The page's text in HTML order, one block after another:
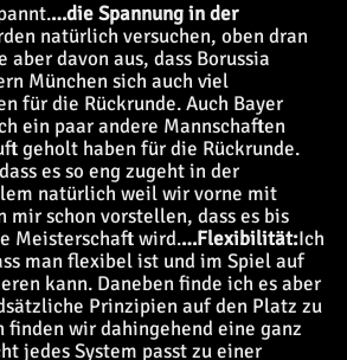
…die Spannung in der
natürlich versuchen, oben dran
aber davon aus, dass Borussia
München sich auch viel
für die Rückrunde. Auch Bayer
ein paar andere Mannschaften
geholt haben für die Rückrunde.
es so eng zugeht in der
natürlich weil wir vorne mit
mir schon vorstellen, dass es bis
Meisterschaft wird.…Flexibilität:Ich
man flexibel ist und im Spiel auf
kann. Daneben finde ich es aber
Prinzipien auf den Platz zu
finden wir dahingehend eine ganz
jedes System passt zu einer